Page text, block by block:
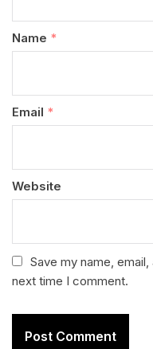
Name *
Email *
Website
Save my name,
next time I comment.